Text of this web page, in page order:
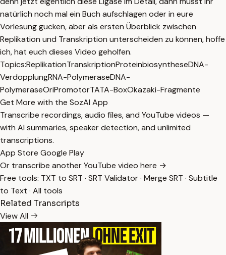
natürlich noch mal ein Buch aufschlagen oder in eure
Vorlesung gucken, aber als ersten Überblick zwischen
Replikation und Transkription unterscheiden zu können, hoffe
ich, hat euch dieses Video geholfen.
Topics:ReplikationTranskriptionProteinbiosyntheseDNA-
VerdopplungRNA-PolymeraseDNA-
PolymeraseOriPromotorTATA-BoxOkazaki-Fragmente
Get More with the SozAI App
Transcribe recordings, audio files, and YouTube videos —
with AI summaries, speaker detection, and unlimited
transcriptions.
App Store Google Play
Or transcribe another YouTube video here →
Free tools: TXT to SRT · SRT Validator· Merge SRT · Subtitle
to Text · All tools
Related Transcripts
View All